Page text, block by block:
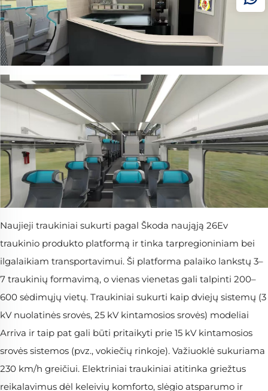
Naujieji traukiniai sukurti pagal Škoda naująją 26Ev
traukinio produkto platformą ir tinka tarpregioniniam bei
ilgalaikiam transportavimui. Ši platforma palaiko lankstų 3–
7 traukinių formavimą, o vienas vienetas gali talpinti 200–
600 sėdimųjų vietų. Traukiniai sukurti kaip dviejų sistemų (3
kV nuolatinės srovės, 25 kV kintamosios srovės) modeliai
Arriva ir taip pat gali būti pritaikyti prie 15 kV kintamosios
srovės sistemos (pvz., vokiečių rinkoje). Važiuoklė sukuriama
230 km/h greičiui. Elektriniai traukiniai atitinka griežtus
reikalavimus dėl keleivių komforto, slėgio atsparumo ir